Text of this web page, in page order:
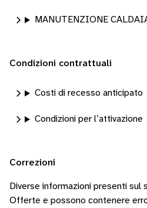
MANUTENZIONE
Condizioni contrattuali
Costi di recesso anticipato
Condizioni per l’attivazione
Correzioni
Diverse informazioni presenti sul
Offerte e possono contenere